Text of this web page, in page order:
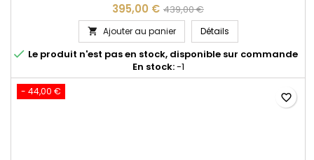
395,00 € 439,00 €
 Ajouter au panier DétailsCARABINE ROSSI
 Le produit n'est pas en stock, disponible sur commande
En stock:-1
- 44,00 €
favorite_border